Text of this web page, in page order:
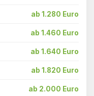
ab 1.280 Euro
ab 1.460 Euro
ab 1.640 Euro
ab 1.820 Euro
ab 2.000 Euro